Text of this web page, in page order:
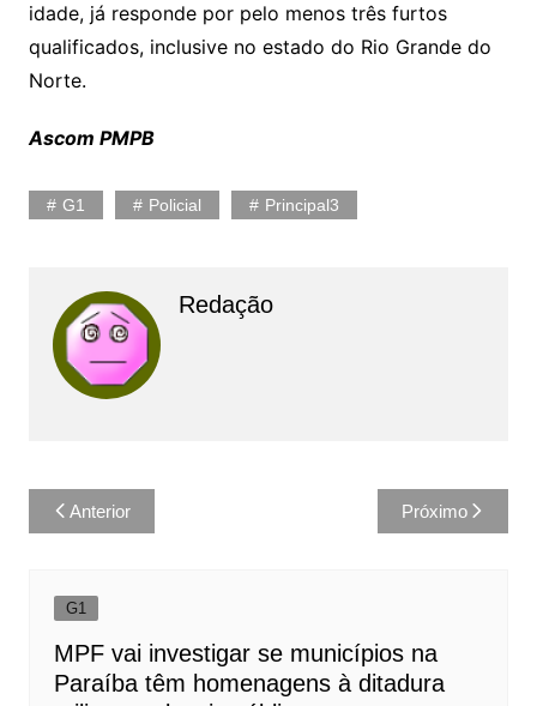
idade, já responde por pelo menos três furtos
qualificados, inclusive no estado do Rio Grande do
Norte.
Ascom PMPB
G1 Policial Principal3
Redação
Navegação
de
Anterior Próximo
G1
MPF vai investigar se municípios na
Paraíba têm homenagens à ditadura